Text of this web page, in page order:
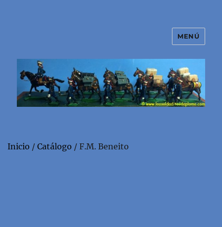
El mundo de los soldaditos de
plomo
MENÚ
Inicio / Catálogo / F.M. Beneito